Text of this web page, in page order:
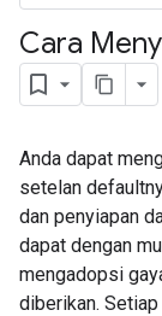
Cara
Anda dapat
setelan
dan penyiapan
dapat dengan
mengadopsi
diberikan.